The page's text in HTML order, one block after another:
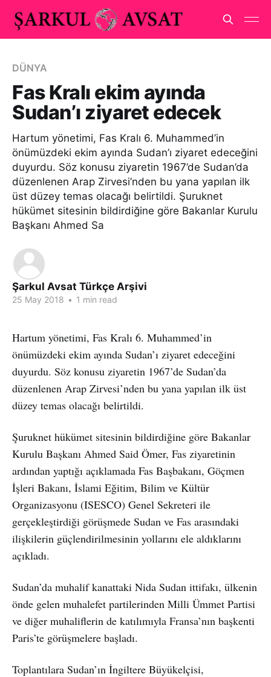
DÜNYA
Fas Kralı ekim ayında
Sudan’ı ziyaret edecek
Hartum yönetimi, Fas Kralı 6. Muhammed’in
önümüzdeki ekim ayında Sudan’ı ziyaret edeceğini
duyurdu. Söz konusu ziyaretin 1967’de Sudan’da
düzenlenen Arap Zirvesi’nden bu yana yapılan ilk
üst düzey temas olacağı belirtildi. Şuruknet
hükümet sitesinin bildirdiğine göre Bakanlar Kurulu
Başkanı Ahmed Sa
Şarkul Avsat Türkçe Arşivi
25 May 2018 • 1 min read
Hartum yönetimi, Fas Kralı 6. Muhammed’in
önümüzdeki ekim ayında Sudan’ı ziyaret edeceğini
duyurdu. Söz konusu ziyaretin 1967’de Sudan’da
düzenlenen Arap Zirvesi’nden bu yana yapılan ilk üst
düzey temas olacağı belirtildi.
Şuruknet hükümet sitesinin bildirdiğine göre Bakanlar
Kurulu Başkanı Ahmed Said Ömer, Fas ziyaretinin
ardından yaptığı açıklamada Fas Başbakanı, Göçmen
İşleri Bakanı, İslami Eğitim, Bilim ve Kültür
Organizasyonu (ISESCO) Genel Sekreteri ile
gerçekleştirdiği görüşmede Sudan ve Fas arasındaki
ilişkilerin güçlendirilmesinin yollarını ele aldıklarını
açıkladı.
Sudan’da muhalif kanattaki Nida Sudan ittifakı, ülkenin
önde gelen muhalefet partilerinden Milli Ümmet Partisi
ve diğer muhaliflerin de katılımıyla Fransa’nın başkenti
Paris’te görüşmelere başladı.
Toplantılara Sudan’ın İngiltere Büyükelçisi,